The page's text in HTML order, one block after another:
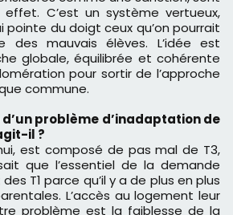
C’est un système vertueux,
pointe du doigt ceux qu’on pourrait
des mauvais élèves. L’idée est
globale, équilibrée et cohérente
pour sortir de l’approche
commune.
problème d’inadaptation de
il ?
est composé de pas mal de T3,
que l’essentiel de la demande
T1 parce qu’il y a de plus en plus
L’accès au logement leur
problème est la faiblesse de la